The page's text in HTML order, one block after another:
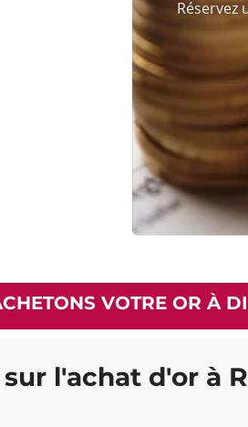
Réservez
VOTRE OR À
l'achat d'or à